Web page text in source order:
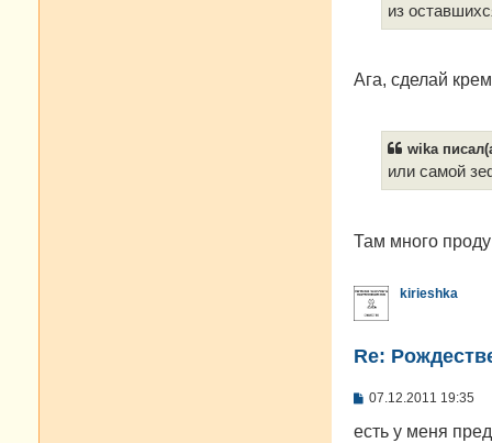
из
Ага, сделай
wika
или самой
Там много
kirieshka
Re:
С
о
07.12.2011 19:35
есть у меня